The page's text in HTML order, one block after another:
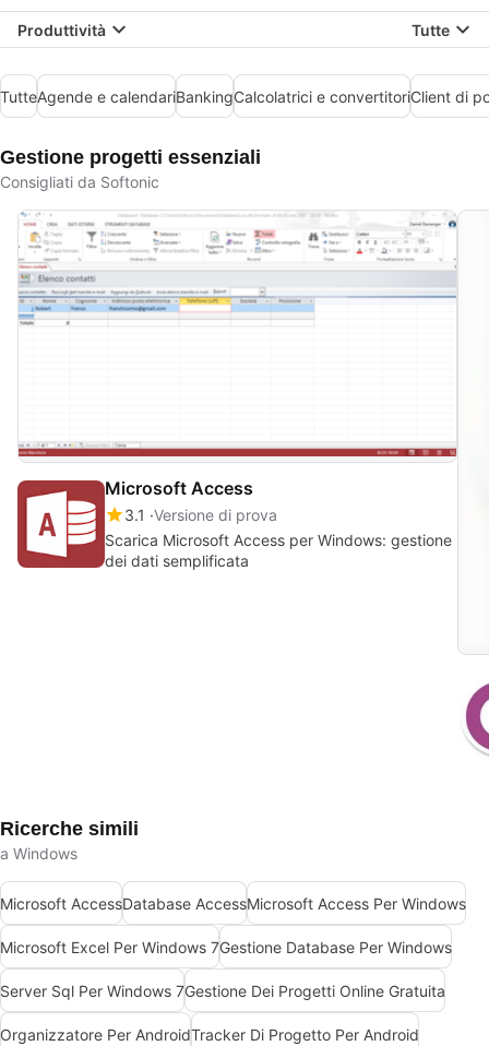
Produttività Tutte
TutteAgende e calendariBankingCalcolatrici e convertitoriClient di
Gestione progetti essenziali
Consigliati da Softonic
Microsoft Access
3.1 Versione di prova
Scarica Microsoft Access per Windows: gestione
dei dati semplificata
Ricerche simili
a Windows
Microsoft AccessDatabase AccessMicrosoft Access Per Windows
Microsoft Excel Per Windows 7Gestione Database Per Windows
Server Sql Per Windows 7Gestione Dei Progetti Online Gratuita
Organizzatore Per AndroidTracker Di Progetto Per Android